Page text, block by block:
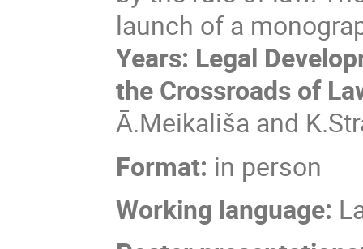
launch of a
Years: Legal
the Crossroads of
Ā.Meikališa and
Format: in person
Working language: